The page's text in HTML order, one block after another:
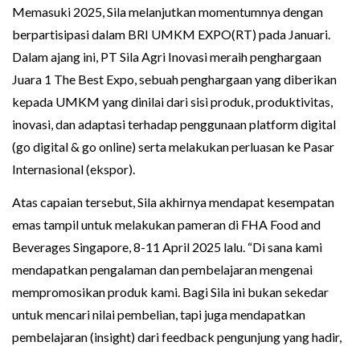
Memasuki 2025, Sila melanjutkan momentumnya dengan
berpartisipasi dalam BRI UMKM EXPO(RT) pada Januari.
Dalam ajang ini, PT Sila Agri Inovasi meraih penghargaan
Juara 1 The Best Expo, sebuah penghargaan yang diberikan
kepada UMKM yang dinilai dari sisi produk, produktivitas,
inovasi, dan adaptasi terhadap penggunaan platform digital
(go digital & go online) serta melakukan perluasan ke Pasar
Internasional (ekspor).
Atas capaian tersebut, Sila akhirnya mendapat kesempatan
emas tampil untuk melakukan pameran di FHA Food and
Beverages Singapore, 8-11 April 2025 lalu. “Di sana kami
mendapatkan pengalaman dan pembelajaran mengenai
mempromosikan produk kami. Bagi Sila ini bukan sekedar
untuk mencari nilai pembelian, tapi juga mendapatkan
pembelajaran (insight) dari feedback pengunjung yang hadir,